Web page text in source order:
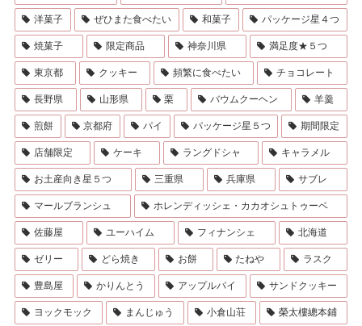
洋菓子 ぜひまた食べたい 和菓子 パッケージ星４つ
焼菓子 限定商品 神奈川県 満足度★５つ
東京都 クッキー 頻繁に食べたい チョコレート
長野県 山形県 栗 バウムクーヘン 羊羹
煎餅 京都府 パイ パッケージ星５つ 期間限定
店舗限定 ケーキ ラングドシャ キャラメル
お土産向き星５つ 三重県 兵庫県 サブレ
マールブランシュ ホレンディッシェ・カカオシュトゥーベ
佐藤屋 ユーハイム フィナンシェ 北海道
ゼリー どら焼き お餅 たねや ラスク
豊島屋 かりんとう アップルパイ サンドクッキー
ヨックモック まんじゅう 小倉山荘 榮太樓總本鋪